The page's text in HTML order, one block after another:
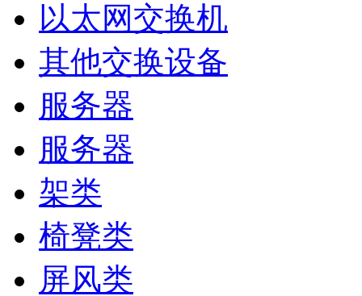
以太网交换机
其他交换设备
服务器
服务器
架类
椅凳类
屏风类